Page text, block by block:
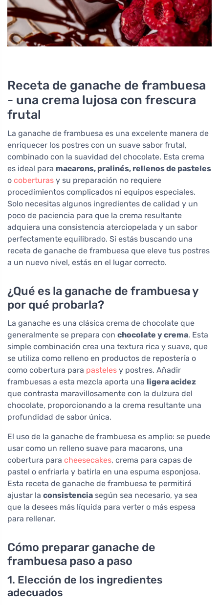
Receta de ganache de frambuesa
- una crema lujosa con frescura
frutal
La ganache de frambuesa es una excelente manera de
enriquecer los postres con un suave sabor frutal,
combinado con la suavidad del chocolate. Esta crema
es ideal para macarons, pralinés, rellenos de pasteles
o coberturas y su preparación no requiere
procedimientos complicados ni equipos especiales.
Solo necesitas algunos ingredientes de calidad y un
poco de paciencia para que la crema resultante
adquiera una consistencia aterciopelada y un sabor
perfectamente equilibrado. Si estás buscando una
receta de ganache de frambuesa que eleve tus postres
a un nuevo nivel, estás en el lugar correcto.
¿Qué es la ganache de frambuesa y
por qué probarla?
La ganache es una clásica crema de chocolate que
generalmente se prepara con chocolate y crema. Esta
simple combinación crea una textura rica y suave, que
se utiliza como relleno en productos de repostería o
como cobertura para pasteles y postres. Añadir
frambuesas a esta mezcla aporta una ligera acidez
que contrasta maravillosamente con la dulzura del
chocolate, proporcionando a la crema resultante una
profundidad de sabor única.
El uso de la ganache de frambuesa es amplio: se puede
usar como un relleno suave para macarons, una
cobertura para cheesecakes, crema para capas de
pastel o enfriarla y batirla en una espuma esponjosa.
Esta receta de ganache de frambuesa te permitirá
ajustar la consistencia según sea necesario, ya sea
que la desees más líquida para verter o más espesa
para rellenar.
Cómo preparar ganache de
frambuesa paso a paso
1. Elección de los ingredientes
adecuados